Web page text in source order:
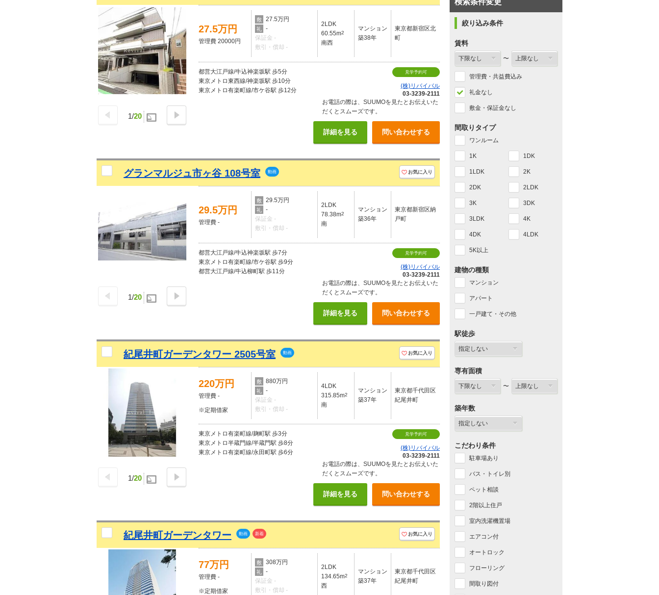
1/20
27.5万円
管理費 20000円
敷 27.5万円
礼
-
保証金 -
敷引・償却 -
2LDK
60.55m2
南西
マンション
築38年
東京都新宿区北
町
都営大江戸線/牛込神楽坂駅 歩5分
東京メトロ東西線/神楽坂駅 歩10分
東京メトロ有楽町線/市ケ谷駅 歩12分
見学予約可
(株)リバイバル
03-3239-2111
お電話の際は、SUUMOを見たとお伝えいた
だくとスムーズです。
詳細を見る 問い合わせする
グランマルジュ市ヶ谷 108号室 動画 お気に入り
1/20
29.5万円
管理費 -
敷 29.5万円
礼
-
保証金 -
敷引・償却 -
2LDK
78.38m2
南
マンション
築36年
東京都新宿区納
戸町
都営大江戸線/牛込神楽坂駅 歩7分
東京メトロ有楽町線/市ケ谷駅 歩9分
都営大江戸線/牛込柳町駅 歩11分
見学予約可
(株)リバイバル
03-3239-2111
お電話の際は、SUUMOを見たとお伝えいた
だくとスムーズです。
詳細を見る 問い合わせする
紀尾井町ガーデンタワー 2505号室 動画 お気に入り
1/20
220万円
管理費 -
※定期借家
敷 880万円
礼
-
保証金 -
敷引・償却 -
4LDK
315.85m2
南
マンション
築37年
東京都千代田区
紀尾井町
東京メトロ有楽町線/麹町駅 歩3分
東京メトロ半蔵門線/半蔵門駅 歩8分
東京メトロ有楽町線/永田町駅 歩6分
見学予約可
(株)リバイバル
03-3239-2111
お電話の際は、SUUMOを見たとお伝えいた
だくとスムーズです。
詳細を見る 問い合わせする
紀尾井町ガーデンタワー 動画 新着 お気に入り
77万円
管理費 -
※定期借家
敷 308万円
礼
-
保証金 -
敷引・償却 -
2LDK
134.65m2
西
マンション
築37年
東京都千代田区
紀尾井町
検索条件変更
絞り込み条件
賃料
〜
管理費・共益費込み
礼金なし
敷金・保証金なし
間取りタイプ
ワンルーム
1K 1DK
1LDK 2K
2DK 2LDK
3K 3DK
3LDK 4K
4DK 4LDK
5K以上
建物の種類
マンション
アパート
一戸建て・その他
駅徒歩
専有面積
〜
築年数
こだわり条件
駐車場あり
バス・トイレ別
ペット相談
2階以上住戸
室内洗濯機置場
エアコン付
オートロック
フローリング
間取り図付